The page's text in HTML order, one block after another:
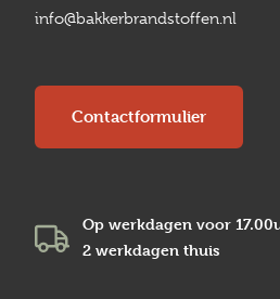
info@bakkerbrandstoffen.nl
Contactformulier
Op werkdagen voor
2 werkdagen thuis